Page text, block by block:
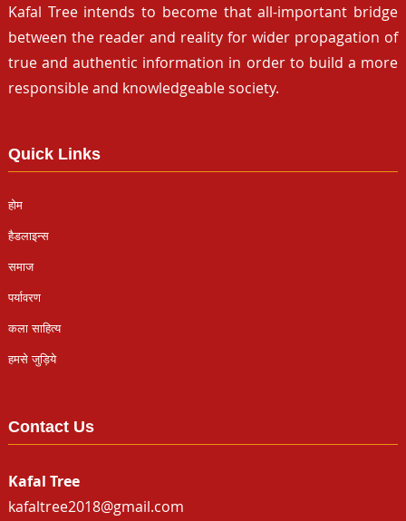
Kafal Tree intends to become that all-important bridge
between the reader and reality for wider propagation of
true and authentic information in order to build a more
responsible and knowledgeable society.
Quick Links
होम
हैडलाइन्स
समाज
पर्यावरण
कला साहित्य
हमसे जुड़िये
Contact Us
Kafal Tree
kafaltree2018@gmail.com